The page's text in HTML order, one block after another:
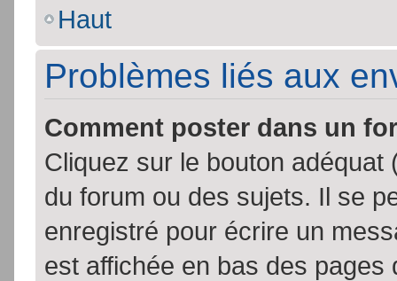
Haut
Problèmes liés aux
Comment poster dans un
Cliquez sur le bouton
du forum ou des sujets. Il se
enregistré pour écrire un
est affichée en bas des